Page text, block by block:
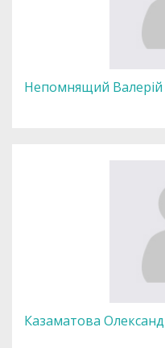
Непомнящий
Казаматова